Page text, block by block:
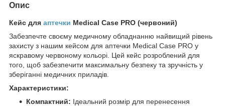
Опис
Кейс для аптечки Medical Case PRO (червоний)
Забезпечте своєму медичному обладнанню найвищий рівень
захисту з нашим кейсом для аптечки Medical Case PRO у
яскравому червоному кольорі. Цей кейс розроблений для
того, щоб забезпечити максимальну безпеку та зручність у
зберіганні медичних приладів.
Характеристики:
Компактний: Ідеальний розмір для перенесення